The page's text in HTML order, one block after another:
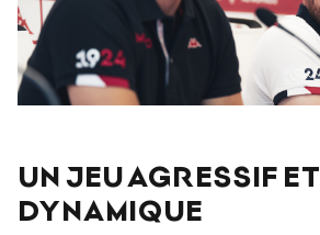
UN JEU AGRESSIF ET
DYNAMIQUE